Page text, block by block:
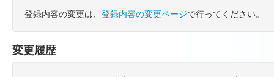
登録内容の変更は、 登録内容の変更ページで行ってください。
変更履歴